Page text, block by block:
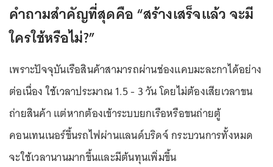
คำถามสำคัญที่สุดคือ “สร้างเสร็จแล้ว จะมี
ใครใช้หรือไม่?”
เพราะปัจจุบันเรือสินค้าสามารถผ่านช่องแคบมะละกาได้อย่าง
ต่อเนื่อง ใช้เวลาประมาณ 1.5 - 3 วัน โดยไม่ต้องเสียเวลาขน
ถ่ายสินค้า แต่หากต้องเข้าระบบยกเรือหรือขนถ่ายตู้
คอนเทนเนอร์ขึ้นรถไฟผ่านแลนด์บริดจ์ กระบวนการทั้งหมด
จะใช้เวลานานมากขึ้นและมีต้นทุนเพิ่มขึ้น